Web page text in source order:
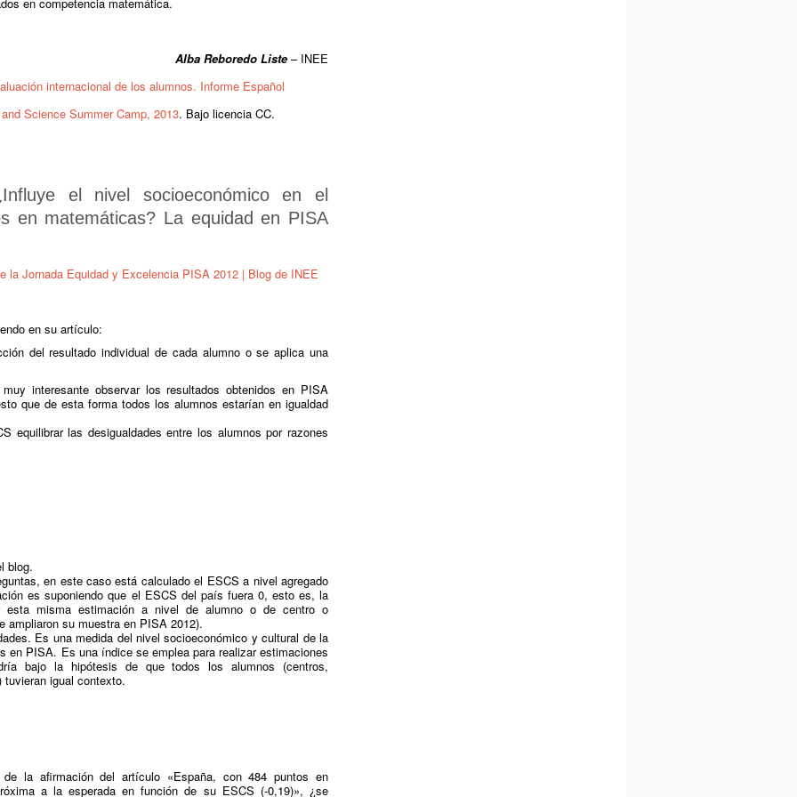
Alba Reboredo Liste – INEE
internacional de los alumnos. Informe Español
Science Summer Camp, 2013. Bajo licencia CC.
el nivel socioeconómico en el
en matemáticas? La equidad en PISA
la Jornada Equidad y Excelencia PISA 2012 | Blog de INEE
en su artículo:
del resultado individual de cada alumno o se aplica una
interesante observar los resultados obtenidos en PISA
que de esta forma todos los alumnos estarían en igualdad
equilibrar las desigualdades entre los alumnos por razones
blog.
en este caso está calculado el ESCS a nivel agregado
es suponiendo que el ESCS del país fuera 0, esto es, la
esta misma estimación a nivel de alumno o de centro o
ampliaron su muestra en PISA 2012).
Es una medida del nivel socioeconómico y cultural de la
en PISA. Es una índice se emplea para realizar estimaciones
bajo la hipótesis de que todos los alumnos (centros,
igual contexto.
la afirmación del artículo «España, con 484 puntos en
a la esperada en función de su ESCS (-0,19)», ¿se